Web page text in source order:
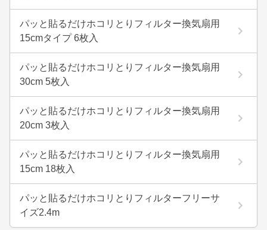
パッと貼るだけホコリとりフィルター換気扇用
15cmタイプ 6枚入
パッと貼るだけホコリとりフィルター換気扇用
30cm 5枚入
パッと貼るだけホコリとりフィルター換気扇用
20cm 3枚入
パッと貼るだけホコリとりフィルター換気扇用
15cm 18枚入
パッと貼るだけホコリとりフィルターフリーサ
イズ2.4m